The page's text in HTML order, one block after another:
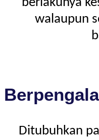
berlakunya
walaupun
Ditubuhkan